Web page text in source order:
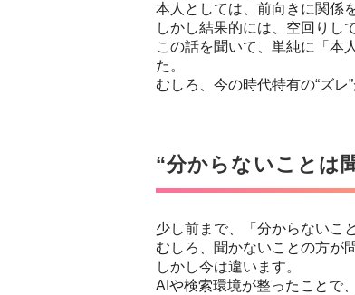
本人としては、前向きに関係
しかし結果的には、空回りし
この話を聞いて、単純に「本
た。
むしろ、今の時代特有の“ズレ
“分からないことは
少し前まで、「分からないこ
むしろ、聞かないことの方が
しかし今は違います。
AIや検索環境が整ったことで